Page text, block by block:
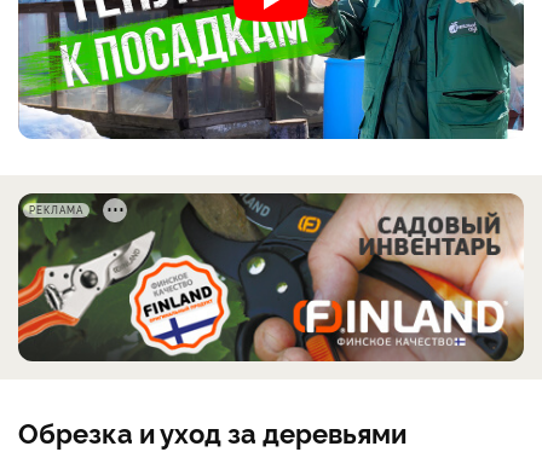
РЕКЛАМА
Обрезка и уход за деревьями